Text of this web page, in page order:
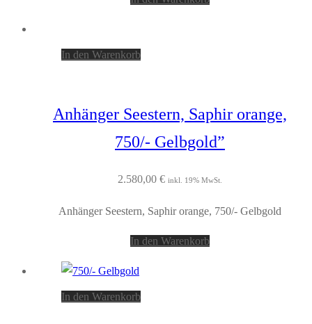
In den Warenkorb
Anhänger Seestern, Saphir orange,
750/- Gelbgold”
2.580,00 € inkl. 19% MwSt.
Anhänger Seestern, Saphir orange, 750/- Gelbgold
In den Warenkorb
In den Warenkorb